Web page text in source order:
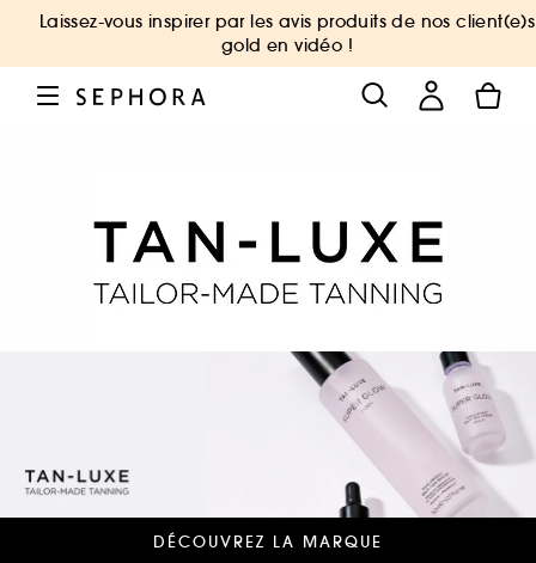
Laissez-vous inspirer par les avis produits de nos client(e)s
gold en vidéo !
DÉCOUVREZ LA MARQUE